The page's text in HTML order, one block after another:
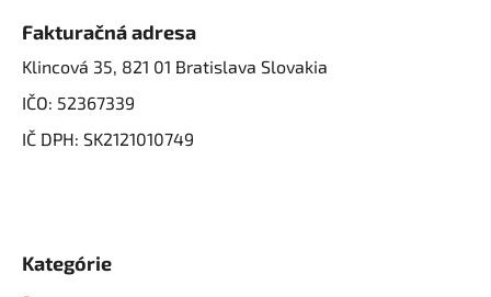
Fakturačná adresa
Klincová 35, 821 01 Bratislava Slovakia
IČO: 52367339
IČ DPH: SK2121010749
Kategórie